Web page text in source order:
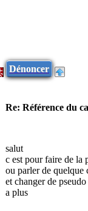
Dénoncer
Re: Référence du
salut
c est pour faire de la
ou parler de quelque
et changer de
a plus